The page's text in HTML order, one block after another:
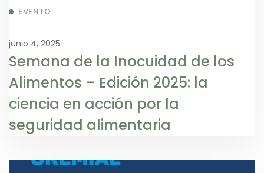
EVENTO
junio 4, 2025
Semana de la Inocuidad de los
Alimentos – Edición 2025: la
ciencia en acción por la
seguridad alimentaria